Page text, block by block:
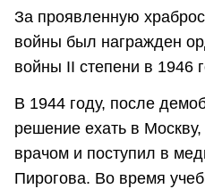
За проявленную
войны был награжден
войны II степени в 1946
В 1944 году, после
решение ехать в Москву,
врачом и поступил в
Пирогова. Во время